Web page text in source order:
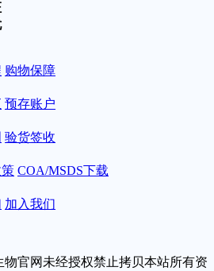
购物保障
预存账户
验货签收
COA/MSDS下载
加入我们
官网未经授权禁止拷贝本站所有资